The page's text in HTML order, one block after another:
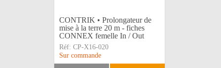
CONTRIK • Prolongateur de
mise à la terre 20 m - fiches
CONNEX femelle In / Out
Réf: CP-X16-020
Sur commande